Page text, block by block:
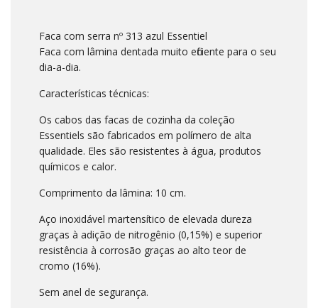
Faca com serra nº 313 azul Essentiel
Faca com lâmina dentada muito eficiente para o seu
dia-a-dia.
Características técnicas:
Os cabos das facas de cozinha da coleção
Essentiels são fabricados em polímero de alta
qualidade. Eles são resistentes à água, produtos
químicos e calor.
Comprimento da lâmina: 10 cm.
Aço inoxidável martensítico de elevada dureza
graças à adição de nitrogênio (0,15%) e superior
resistência à corrosão graças ao alto teor de
cromo (16%).
Sem anel de segurança.